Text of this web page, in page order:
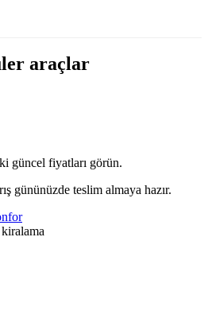
araçlar
güncel fiyatları görün.
gününüzde teslim almaya hazır.